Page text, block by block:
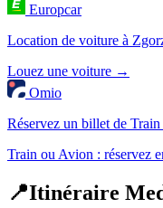
Europcar
Location de voiture à
Louez une voiture →
Omio
Réservez un billet de
Train ou Avion : réservez
📍Itinéraire